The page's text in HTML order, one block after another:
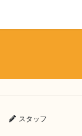
スタッフ